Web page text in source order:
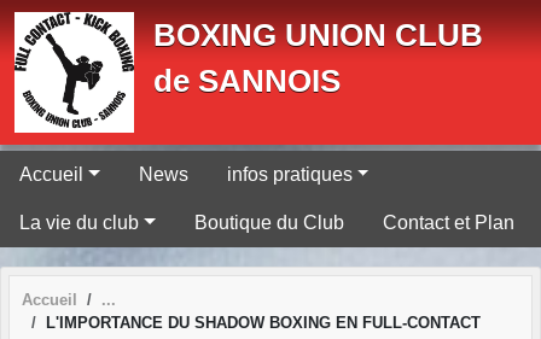
BOXING UNION CLUB
de SANNOIS
Accueil News infos pratiques
La vie du club Boutique du Club Contact et Plan
Accueil
L'IMPORTANCE DU SHADOW BOXING EN FULL-CONTACT
Panneau de gestion des cookies